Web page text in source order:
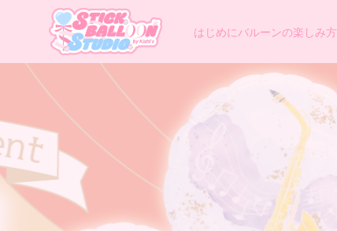
はじめにバルーンの楽しみ方